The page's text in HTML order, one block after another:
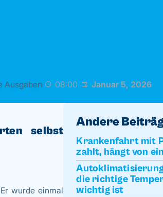
08:00 Januar 5, 2026
selbst
wurde einmal
Andere
Krankenfahrt mit
zahlt, hängt von
die richtige
wichtig ist